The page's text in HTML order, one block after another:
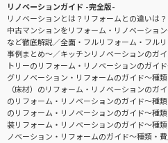
リノベーションガイド -完全版-
リノベーションとは？リフォームとの違いは
中古マンションをリフォーム・リノベーショ
など徹底解説
全面・フルリフォーム・フル
事例まとめ〜
キッチンリノベーションのガ
トリーのリフォーム・リノベーションのガイ
グリノベーション・リフォームのガイド〜種
（床材）のリフォーム・リノベーションのガ
のリフォーム・リノベーションのガイド〜種
のリフォーム・リノベーションのガイド〜種
装リフォーム・リノベーションのガイド〜種
ノベーション・リフォームのガイド〜種類・